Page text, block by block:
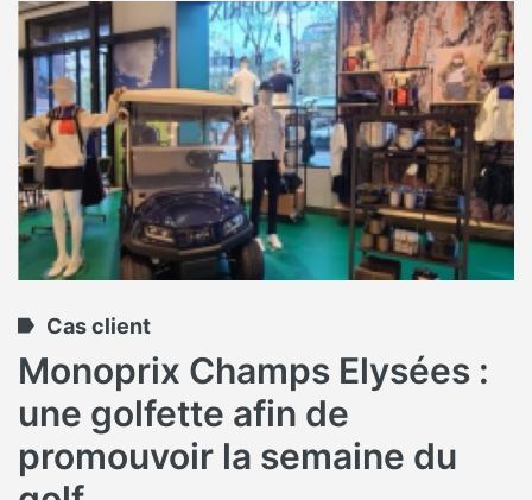
Cas client
Monoprix Champs Elysées :
une golfette afin de
promouvoir la semaine du